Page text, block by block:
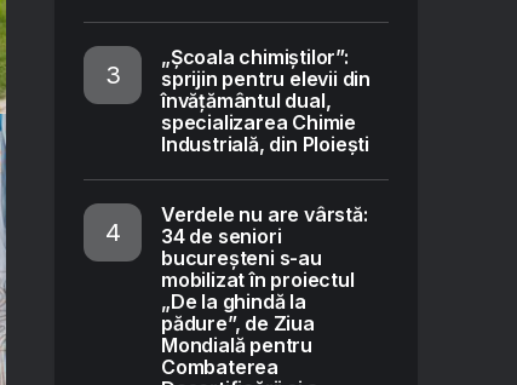
„Școala chimiștilor”:
sprijin pentru elevii din
învățământul dual,
specializarea Chimie
Industrială, din Ploiești
Verdele nu are vârstă:
34 de seniori
bucureșteni s-au
mobilizat în proiectul
„De la ghindă la
pădure”, de Ziua
Mondială pentru
Combaterea